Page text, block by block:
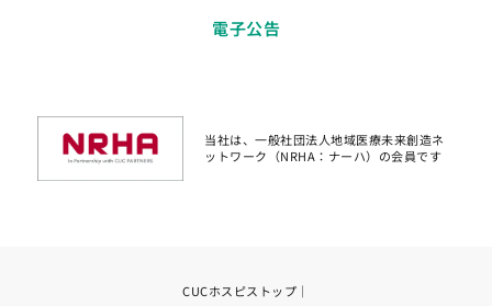
電子公告
当社は、一般社団法人地域医療未来創造ネ
ットワーク（NRHA：ナーハ）の会員です
CUCホスピストップ ｜